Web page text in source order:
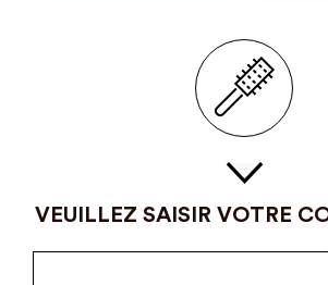
VEUILLEZ SAISIR VOTRE